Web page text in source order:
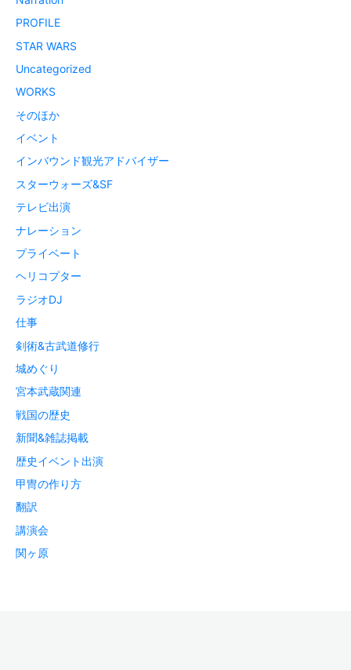
PROFILE
STAR WARS
Uncategorized
WORKS
そのほか
イベント
インバウンド観光アドバイザー
スターウォーズ&SF
テレビ出演
ナレーション
プライベート
ヘリコプター
ラジオDJ
仕事
剣術&古武道修行
城めぐり
宮本武蔵関連
戦国の歴史
新聞&雑誌掲載
歴史イベント出演
甲冑の作り方
翻訳
講演会
関ヶ原